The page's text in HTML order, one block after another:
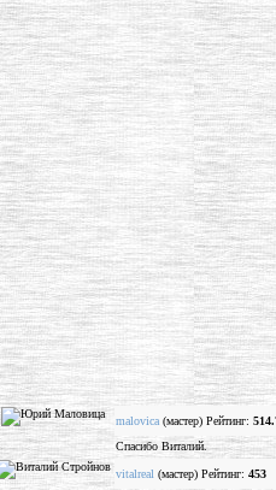
malovica (мастер) Рейтинг:
Спасибо Виталий.
vitalreal (мастер) Рейтинг: 453